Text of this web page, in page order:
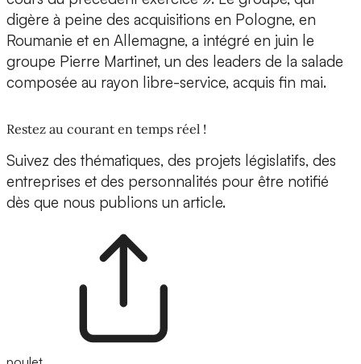
digère à peine des acquisitions en Pologne, en
Roumanie et en Allemagne, a intégré en juin le
groupe Pierre Martinet, un des leaders de la salade
composée au rayon libre-service, acquis fin mai.
Restez au courant en temps réel !
Suivez des thématiques, des projets législatifs, des
entreprises et des personnalités pour être notifié
dès que nous publions un article.